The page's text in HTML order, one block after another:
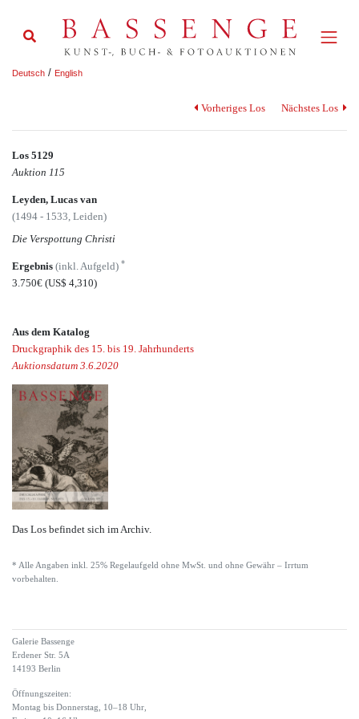
Deutsch / English
Vorheriges Los Nächstes Los
Los 5129
Auktion 115
Leyden, Lucas van
(1494 - 1533, Leiden)
Die Verspottung Christi
Ergebnis (inkl. Aufgeld) *
3.750€ (US$ 4,310)
Aus dem Katalog
Druckgraphik des 15. bis 19. Jahrhunderts
Auktionsdatum 3.6.2020
Das Los befindet sich im Archiv.
* Alle Angaben inkl. 25% Regelaufgeld ohne MwSt. und ohne Gewähr – Irrtum
vorbehalten.
Galerie Bassenge
Erdener Str. 5A
14193 Berlin
Öffnungszeiten:
Montag bis Donnerstag, 10–18 Uhr,